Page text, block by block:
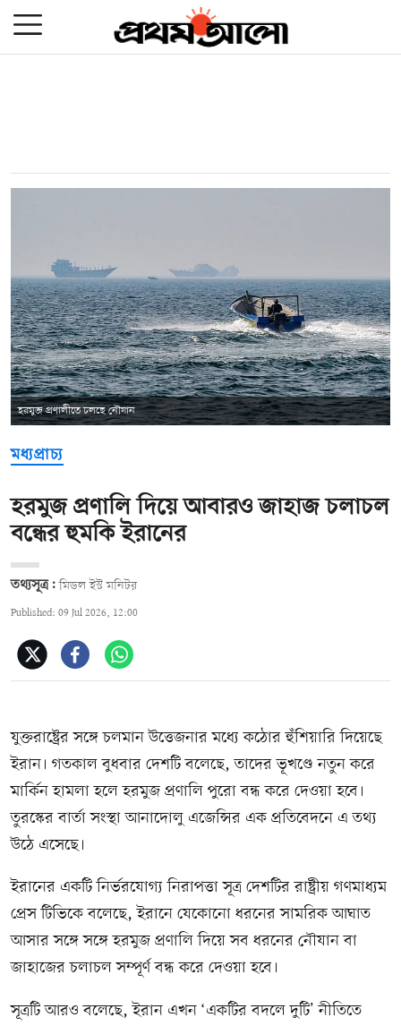
হরমুজ প্রণালীতে চলছে নৌযান
মধ্যপ্রাচ্য
হরমুজ প্রণালি দিয়ে আবারও জাহাজ চলাচল
বন্ধের হুমকি ইরানের
তথ্যসূত্র: মিডল ইস্ট মনিটর
Published: 09 Jul 2026, 12:00
যুক্তরাষ্ট্রের সঙ্গে চলমান উত্তেজনার মধ্যে কঠোর হুঁশিয়ারি দিয়েছে
ইরান। গতকাল বুধবার দেশটি বলেছে, তাদের ভূখণ্ডে নতুন করে
মার্কিন হামলা হলে হরমুজ প্রণালি পুরো বন্ধ করে দেওয়া হবে।
তুরস্কের বার্তা সংস্থা আনাদোলু এজেন্সির এক প্রতিবেদনে এ তথ্য
উঠে এসেছে।
ইরানের একটি নির্ভরযোগ্য নিরাপত্তা সূত্র দেশটির রাষ্ট্রীয় গণমাধ্যম
প্রেস টিভিকে বলেছে, ইরানে যেকোনো ধরনের সামরিক আঘাত
আসার সঙ্গে সঙ্গে হরমুজ প্রণালি দিয়ে সব ধরনের নৌযান বা
জাহাজের চলাচল সম্পূর্ণ বন্ধ করে দেওয়া হবে।
সূত্রটি আরও বলেছে, ইরান এখন ‘একটির বদলে দুটি’ নীতিতে